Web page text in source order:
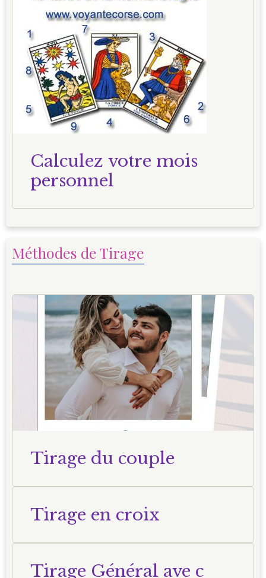
Calculez votre mois
personnel
Méthodes de Tirage
Tirage du couple
Tirage en croix
Tirage Général ave c